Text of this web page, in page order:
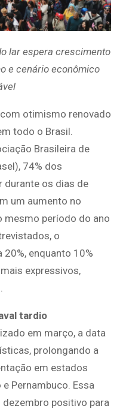
lar espera crescimento
e cenário econômico
otimismo renovado
todo o Brasil.
Brasileira de
74% dos
durante os dias de
um aumento no
mesmo período do ano
o
enquanto 10%
expressivos,
tardio
em março, a data
prolongando a
em estados
Pernambuco. Essa
positivo para